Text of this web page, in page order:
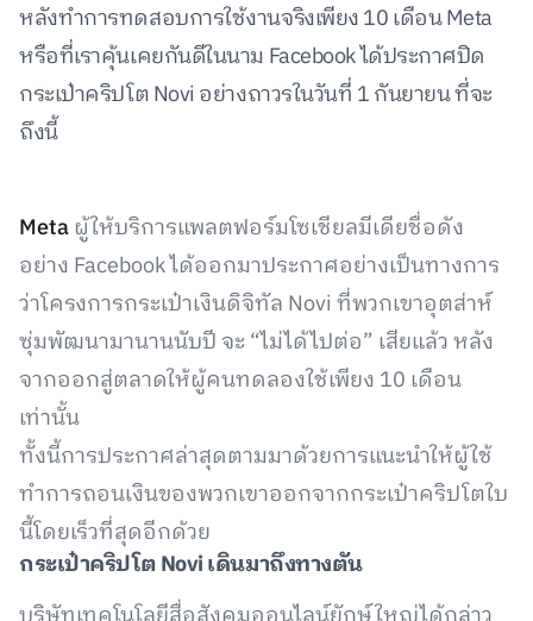
หลังทำการทดสอบการใช้งานจริงเพียง 10 เดือน Meta
หรือที่เราคุ้นเคยกันดีในนาม Facebook ได้ประกาศปิด
กระเป๋าคริปโต Novi อย่างถาวรในวันที่ 1 กันยายน ที่จะ
ถึงนี้
Meta ผู้ให้บริการแพลตฟอร์มโซเชียลมีเดียชื่อดัง
อย่าง Facebook ได้ออกมาประกาศอย่างเป็นทางการ
ว่าโครงการกระเป๋าเงินดิจิทัล Novi ที่พวกเขาอุตส่าห์
ซุ่มพัฒนามานานนับปี จะ “ไม่ได้ไปต่อ” เสียแล้ว หลัง
จากออกสู่ตลาดให้ผู้คนทดลองใช้เพียง 10 เดือน
เท่านั้น
ทั้งนี้การประกาศล่าสุดตามมาด้วยการแนะนำให้ผู้ใช้
ทำการถอนเงินของพวกเขาออกจากกระเป๋าคริปโตใบ
นี้โดยเร็วที่สุดอีกด้วย
กระเป๋าคริปโต Novi เดินมาถึงทางตัน